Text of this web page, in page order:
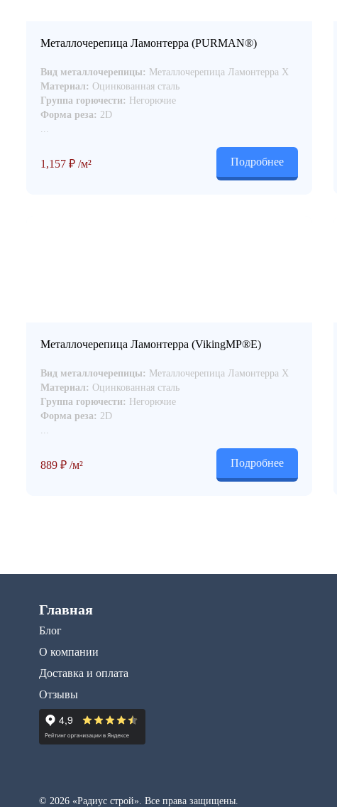
Металлочерепица Ламонтерра (PURMAN®)
Вид металлочерепицы: Металлочерепица Ламонтерра Х
Материал: Оцинкованная сталь
Группа горючести: Негорючие
Форма реза: 2D
...
1,157 ₽ /м² Подробнее
Металлочерепица Ламонтерра (VikingMP®Е)
Вид металлочерепицы: Металлочерепица Ламонтерра Х
Материал: Оцинкованная сталь
Группа горючести: Негорючие
Форма реза: 2D
...
889 ₽ /м² Подробнее
Главная
Блог
О компании
Доставка и оплата
Отзывы
© 2026 «Радиус строй». Все права защищены.